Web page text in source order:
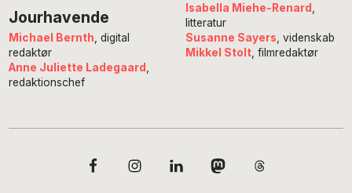
Jourhavende
Michael Bernth, digital
redaktør
Anne Juliette Ladegaard ,
redaktionschef
Isabella Miehe-Renard
litteratur
Susanne Sayers , videnskab
Mikkel Stolt, filmredaktør